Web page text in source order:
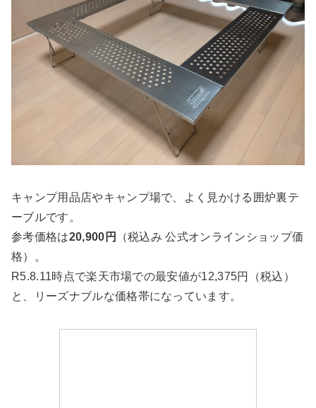
キャンプ用品店やキャンプ場で、よく見かける囲炉裏テ
ーブルです。
参考価格は20,900円
（税込み 公式オンラインショップ価
格）。
R5.8.11時点で楽天市場での最安値が12,375円（税込）
と、リーズナブルな価格帯になっています。